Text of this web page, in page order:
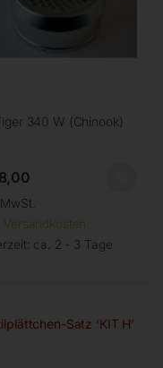
340 W (Chinook)
Versandkosten
ca. 2 - 3 Tage
Satz ‘KIT H’